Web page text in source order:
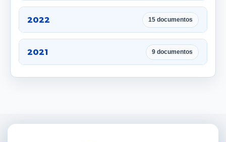
2022 15 documentos
2021 9 documentos